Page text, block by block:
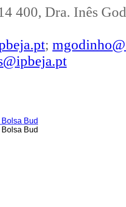
400, Dra. Inês
;
Bud
Bud